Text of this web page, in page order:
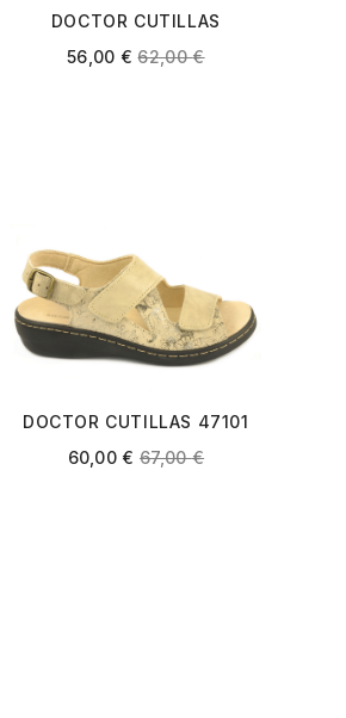
DOCTOR CUTILLAS
38470 BEIGE
56,00 € 62,00€
DOCTOR CUTILLAS 47101
BEIGE
60,00 € 67,00€